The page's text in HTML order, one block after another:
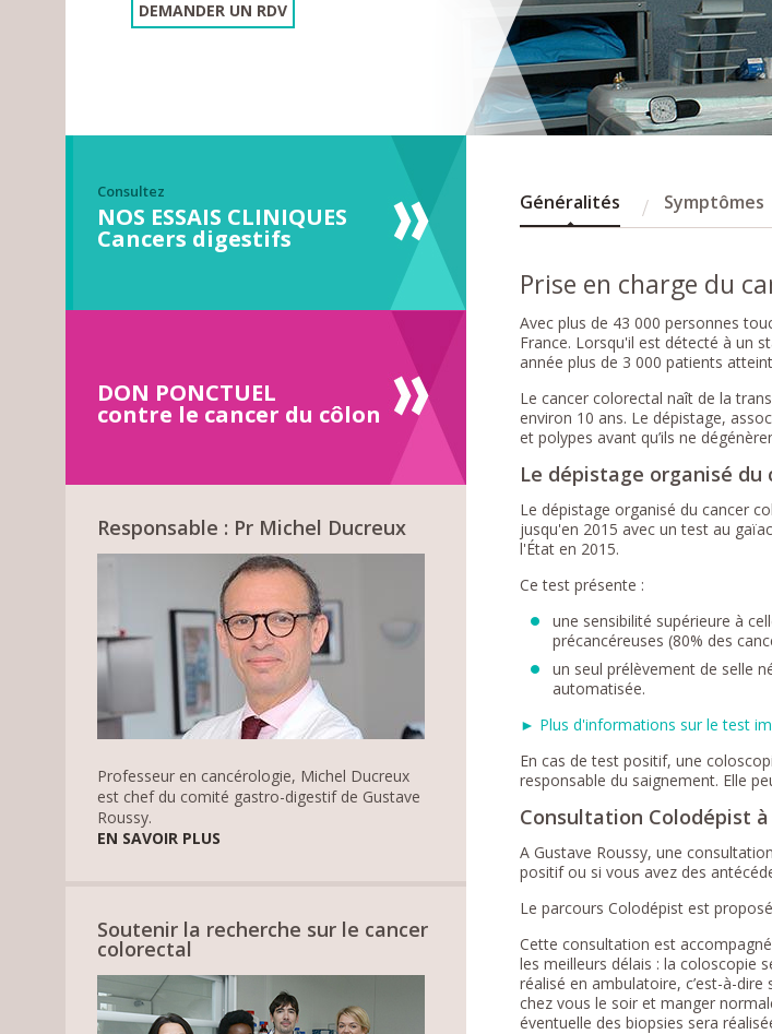
DEMANDER UN RDV
Consultez
NOS ESSAIS CLINIQUES
Cancers digestifs
DON PONCTUEL
contre le cancer du côlon
Responsable : Pr Michel Ducreux
Professeur en cancérologie, Michel Ducreux
est chef du comité gastro-digestif de Gustave
Roussy.
EN SAVOIR PLUS
Soutenir la recherche sur le cancer
colorectal
Généralités Symptômes
Prise en charge du
Avec plus de 43 000 personnes
France. Lorsqu'il est détecté à un
année plus de 3 000 patients
Le cancer colorectal naît de la
environ 10 ans. Le dépistage,
et polypes avant qu’ils ne
Le dépistage organisé du
Le dépistage organisé du cancer
jusqu'en 2015 avec un test au
l'État en 2015.
Ce test présente :
une sensibilité supérieure à
précancéreuses (80% des
un seul prélèvement de selle
automatisée.
► Plus d'informations sur le test
En cas de test positif, une
responsable du saignement. Elle
Consultation Colodépist à
A Gustave Roussy, une
positif ou si vous avez des
Le parcours Colodépist est
Cette consultation est
les meilleurs délais : la coloscopie
réalisé en ambulatoire, c’est-à-
chez vous le soir et manger
éventuelle des biopsies sera